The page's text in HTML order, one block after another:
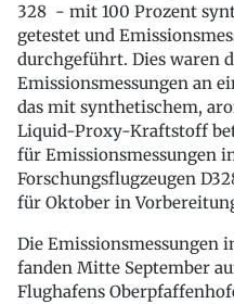
328 - mit 100 Prozent
getestet und
durchgeführt. Dies waren
Emissionsmessungen an
das mit synthetischem,
Liquid-Proxy-Kraftstoff
für Emissionsmessungen
Forschungsflugzeugen
für Oktober in
Die Emissionsmessungen
fanden Mitte September
Flughafens